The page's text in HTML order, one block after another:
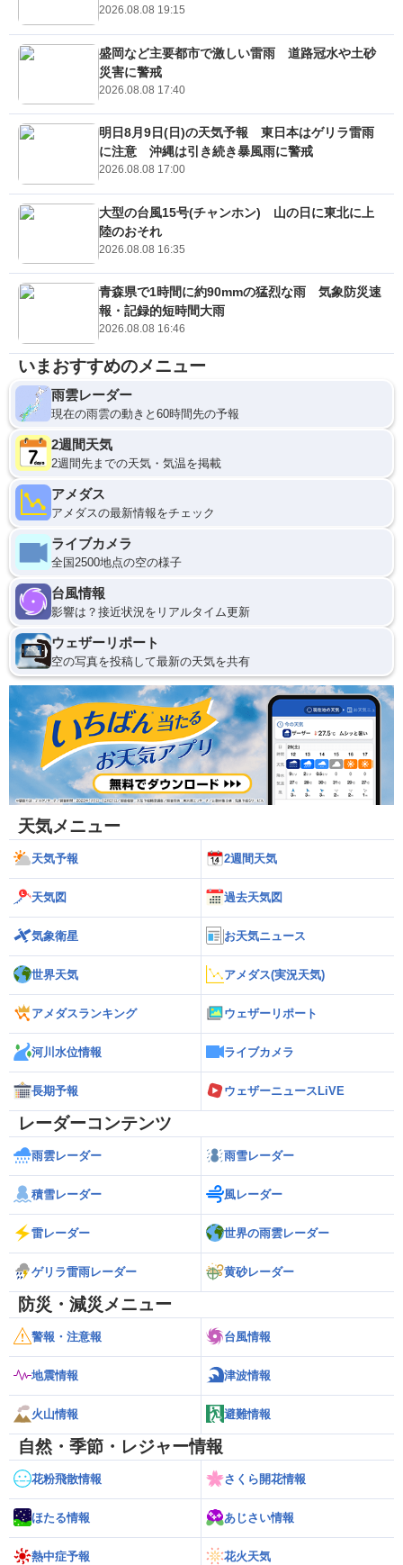
2026.08.08 19:15
盛岡など主要都市で激しい雷雨 道路冠水や土砂
災害に警戒
2026.08.08 17:40
明日8月9日(日)の天気予報 東日本はゲリラ雷雨
に注意 沖縄は引き続き暴風雨に警戒
2026.08.08 17:00
大型の台風15号(チャンホン) 山の日に東北に上
陸のおそれ
2026.08.08 16:35
青森県で1時間に約90mmの猛烈な雨 気象防災速
報・記録的短時間大雨
2026.08.08 16:46
いまおすすめのメニュー
雨雲レーダー
現在の雨雲の動きと60時間先の予報
2週間天気
2週間先までの天気・気温を掲載
アメダス
アメダスの最新情報をチェック
ライブカメラ
全国2500地点の空の様子
台風情報
影響は？接近状況をリアルタイム更新
ウェザーリポート
空の写真を投稿して最新の天気を共有
天気メニュー
天気予報 2週間天気
天気図 過去天気図
気象衛星 お天気ニュース
世界天気 アメダス(実況天気)
アメダスランキング ウェザーリポート
河川水位情報 ライブカメラ
長期予報 ウェザーニュースLiVE
レーダーコンテンツ
雨雲レーダー 雨雪レーダー
積雪レーダー 風レーダー
雷レーダー 世界の雨雲レーダー
ゲリラ雷雨レーダー 黄砂レーダー
防災・減災メニュー
警報・注意報 台風情報
地震情報 津波情報
火山情報 避難情報
自然・季節・レジャー情報
花粉飛散情報 さくら開花情報
ほたる情報 あじさい情報
熱中症予報 花火天気